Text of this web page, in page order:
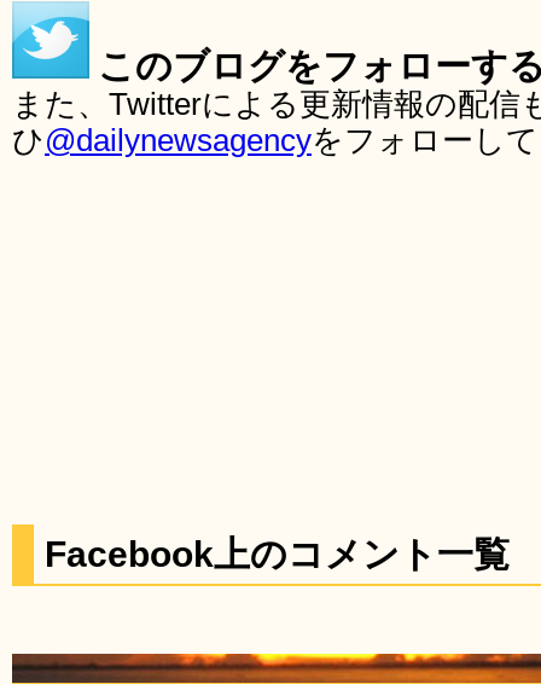
このブログをフォローす
また、Twitterによる更新情報の配
ひ@dailynewsagencyをフォローし
Facebook上のコメント一覧